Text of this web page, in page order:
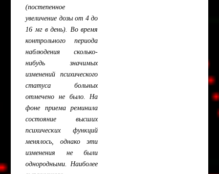
(постепенное
увеличение дозы от 4 до
16 мг в день). Во время
контрольного периода
наблюдения сколько-
нибудь значимых
изменений психического
статуса больных
отмечено не было. На
фоне приема реминила
состояние высших
психических функций
менялось, однако эти
изменения не были
однородными. Наиболее